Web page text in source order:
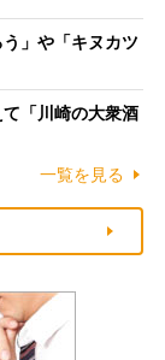
」や「キヌカツ
て「川崎の大衆酒
一覧を見る